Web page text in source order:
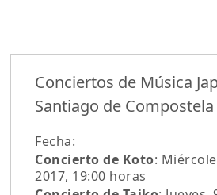
Conciertos de Música
Santiago de Compostela
Fecha:
Concierto de Koto:
2017, 19:00 horas